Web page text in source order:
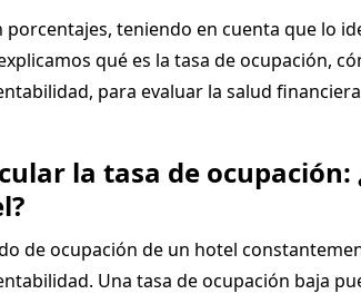
porcentajes, teniendo en cuenta que lo
qué es la tasa de ocupación,
para evaluar la salud
la tasa de ocupación:
de ocupación de un hotel
Una tasa de ocupación baja